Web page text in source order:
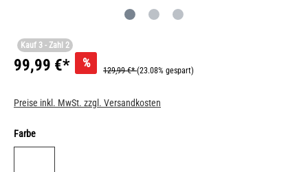
Kauf 3 - Zahl 2
99,99 €* %
129,99 €*(23.08% gespart)
Preise inkl. MwSt. zzgl. Versandkosten
Farbe